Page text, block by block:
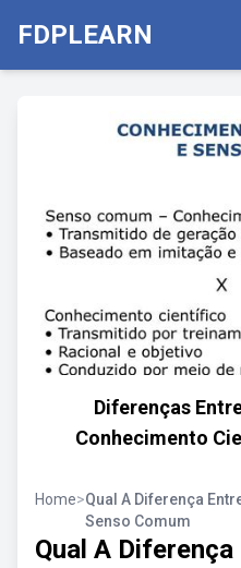
FDPLEARN
Diferenças
Conhecimento
Home>Qual A Diferença
Senso Comum
Qual A Diferença